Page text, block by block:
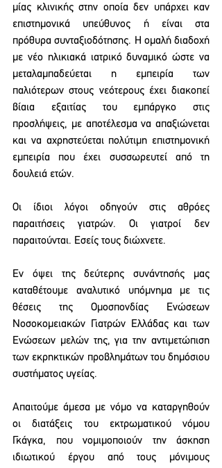
μίας κλινικής στην οποία δεν υπάρχει καν
επιστημονικά υπεύθυνος ή είναι στα
πρόθυρα συνταξιοδότησης. Η ομαλή διαδοχή
με νέο ηλικιακά ιατρικό δυναμικό ώστε να
μεταλαμπαδεύεται η εμπειρία των
παλιότερων στους νεότερους έχει διακοπεί
βίαια εξαιτίας του εμπάργκο στις
προσλήψεις, με αποτέλεσμα να απαξιώνεται
και να αχρηστεύεται πολύτιμη επιστημονική
εμπειρία που έχει συσσωρευτεί από τη
δουλειά ετών.
Οι ίδιοι λόγοι οδηγούν στις αθρόες
παραιτήσεις γιατρών. Οι γιατροί δεν
παραιτούνται. Εσείς τους διώχνετε.
Εν όψει της δεύτερης συνάντησής μας
καταθέτουμε αναλυτικό υπόμνημα με τις
θέσεις της Ομοσπονδίας Ενώσεων
Νοσοκομειακών Γιατρών Ελλάδας και των
Ενώσεων μελών της, για την αντιμετώπιση
των εκρηκτικών προβλημάτων του δημόσιου
συστήματος υγείας.
Απαιτούμε άμεσα με νόμο να καταργηθούν
οι διατάξεις του εκτρωματικού νόμου
Γκάγκα, που νομιμοποιούν την άσκηση
ιδιωτικού έργου από τους μόνιμους